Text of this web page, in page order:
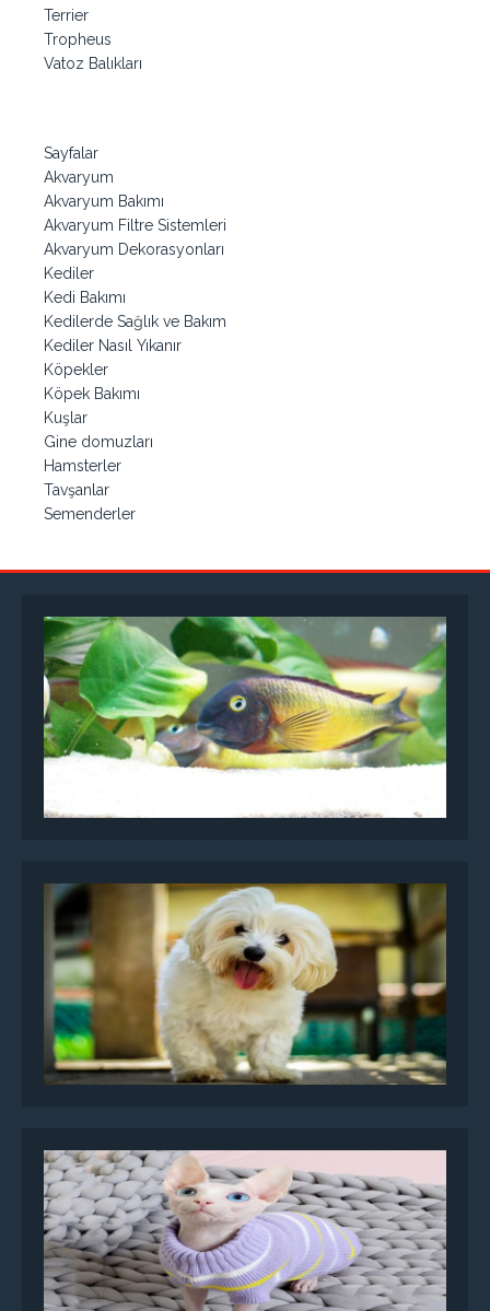
Terrier
Tropheus
Vatoz Balıkları
Sayfalar
Akvaryum
Akvaryum Bakımı
Akvaryum Filtre Sistemleri
Akvaryum Dekorasyonları
Kediler
Kedi Bakımı
Kedilerde Sağlık ve Bakım
Kediler Nasıl Yıkanır
Köpekler
Köpek Bakımı
Kuşlar
Gine domuzları
Hamsterler
Tavşanlar
Semenderler